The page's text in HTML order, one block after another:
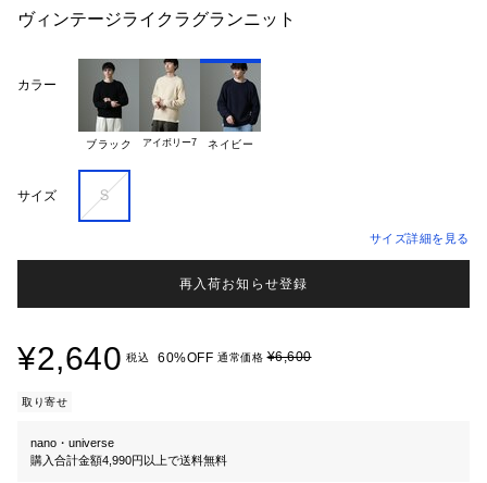
ヴィンテージライクラグランニット
カラー
ブラック アイボリー7 ネイビー
サイズ Ｓ
サイズ詳細を見る
再入荷お知らせ登録
¥2,640 税込 60%OFF 通常価格¥6,600
取り寄せ
nano・universe
購入合計金額4,990円以上で送料無料